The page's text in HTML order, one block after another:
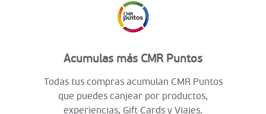
Acumulas más CMR Puntos
Todas tus compras acumulan CMR Puntos
que puedes canjear por productos,
experiencias, Gift Cards y Viajes.